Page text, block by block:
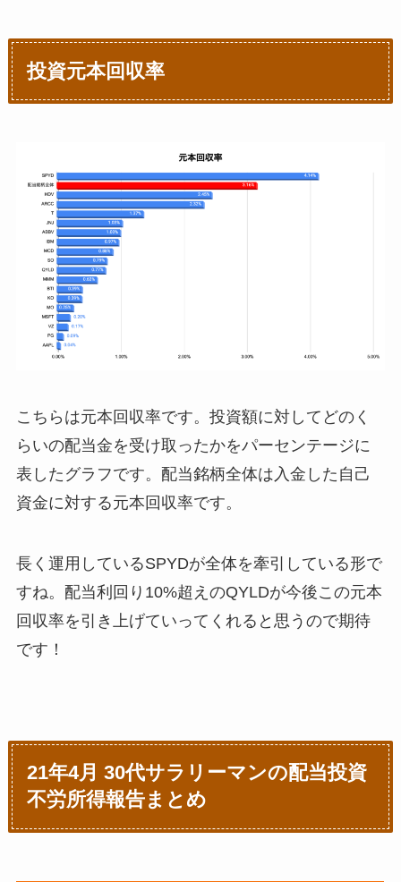
投資元本回収率
こちらは元本回収率です。投資額に対してどのく
らいの配当金を受け取ったかをパーセンテージに
表したグラフです。配当銘柄全体は入金した自己
資金に対する元本回収率です。
長く運用しているSPYDが全体を牽引している形で
すね。配当利回り10%超えのQYLDが今後この元本
回収率を引き上げていってくれると思うので期待
です！
21年4月 30代サラリーマンの配当投資
不労所得報告まとめ